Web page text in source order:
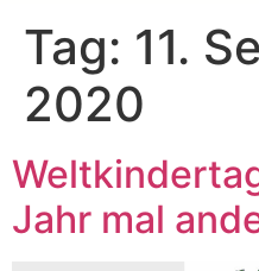
Tag: 11.
2020
Jahr mal